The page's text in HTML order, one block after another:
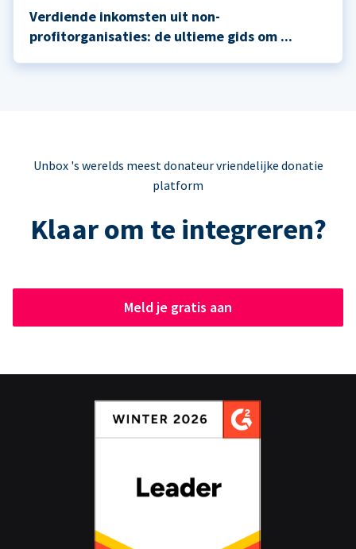
Verdiende inkomsten uit non-
profitorganisaties: de ultieme gids om ...
Unbox 's werelds meest donateur vriendelijke donatie
platform
Klaar om te integreren?
Meld je gratis aan